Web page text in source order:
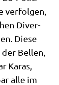
ver­fol­gen,
Diver­
Die­se
Bel­len,
Karas,
alle im